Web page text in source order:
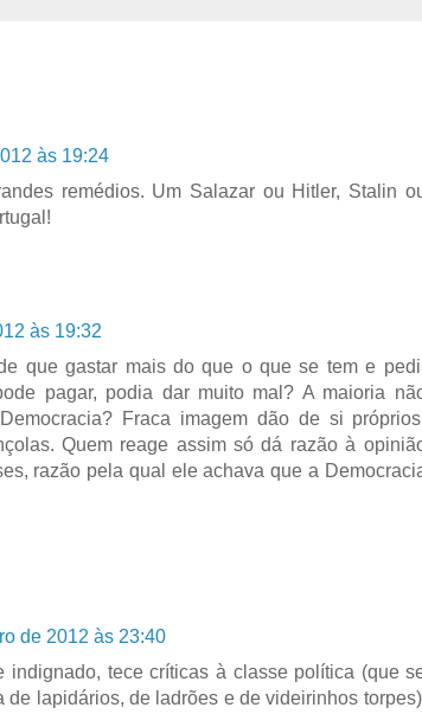
às 19:24
remédios. Um Salazar ou Hitler, Stalin
às 19:32
que gastar mais do que o que se tem e
pagar, podia dar muito mal? A maioria
Fraca imagem dão de si
Quem reage assim só dá razão à
razão pela qual ele achava que a
de 2012 às 23:40
indignado, tece críticas à classe política (que
de lapidários, de ladrões e de videirinhos